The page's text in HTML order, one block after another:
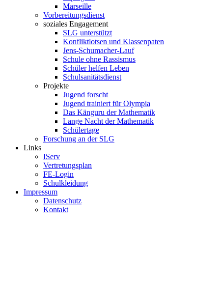
Marseille
Vorbereitungsdienst
soziales Engagement
SLG unterstützt
Konfliktlotsen und Klassenpaten
Jens-Schumacher-Lauf
Schule ohne Rassismus
Schüler helfen Leben
Schulsanitätsdienst
Projekte
Jugend forscht
Jugend trainiert für Olympia
Das Känguru der Mathematik
Lange Nacht der Mathematik
Schülertage
Forschung an der SLG
Links
IServ
Vertretungsplan
FE-Login
Schulkleidung
Impressum
Datenschutz
Kontakt